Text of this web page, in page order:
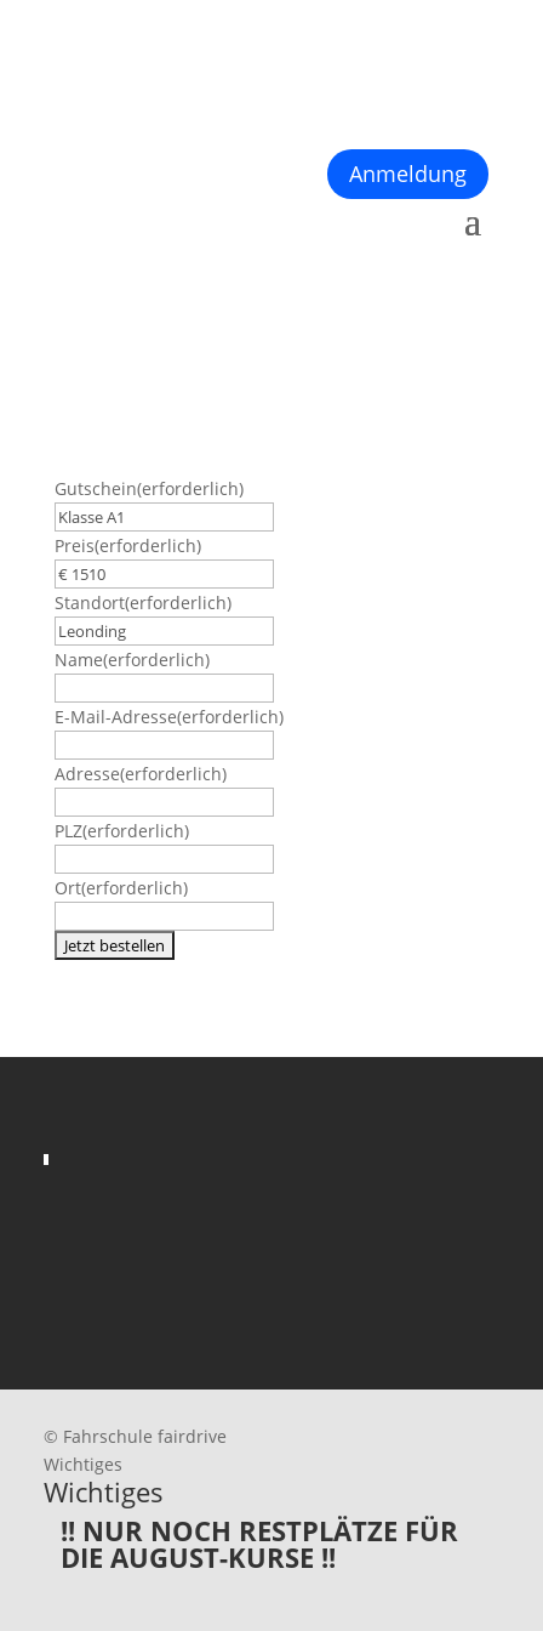
Anmeldung
Gutschein(erforderlich)
Preis(erforderlich)
Standort(erforderlich)
Name(erforderlich)
E-Mail-Adresse(erforderlich)
Adresse(erforderlich)
PLZ(erforderlich)
Ort(erforderlich)
© Fahrschule fairdrive
Wichtiges
Wichtiges
!! NUR NOCH RESTPLÄTZE FÜR
DIE AUGUST-KURSE !!